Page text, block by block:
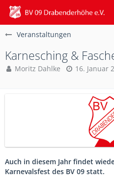
Veranstaltungen
Karnesching &
Moritz Dahlke 16. Januar
Auch in diesem Jahr findet
Karnevalsfest des BV 09 statt.